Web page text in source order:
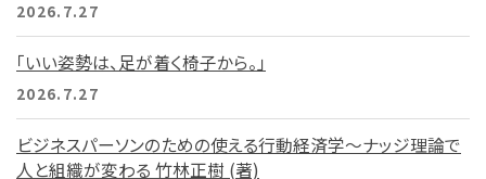
2026.7.27
「いい姿勢は、足が着く椅子から。」
2026.7.27
ビジネスパーソンのための使える行動経済学～ナッジ理論で
人と組織が変わる 竹林正樹 (著)